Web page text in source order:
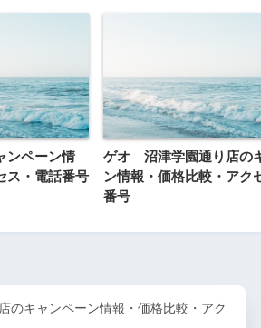
ンペーン情
ス・電話番号
ゲオ 沼津学園通り店の
ン情報・価格比較・アク
番号
のキャンペーン情報・価格比較・アク